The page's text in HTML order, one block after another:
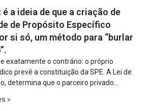
é a ideia de que a criação de
de Propósito Específico
si só, um método para “burlar
exatamente o contrário: o próprio
prevê a constituição da SPE. A Lei de
determina que o parceiro privado
seja, a suposta “fraude à licitação” é
»